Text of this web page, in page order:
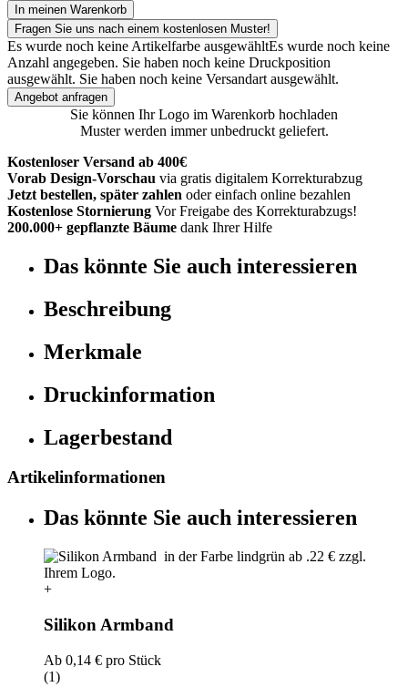
In meinen Warenkorb
Fragen Sie uns nach einem kostenlosen Muster!
Es wurde noch keine Artikelfarbe ausgewähltEs wurde noch keine
Anzahl angegeben. Sie haben noch keine Druckposition
ausgewählt. Sie haben noch keine Versandart ausgewählt.
Angebot anfragen
Sie können Ihr Logo im Warenkorb hochladen
Muster werden immer unbedruckt geliefert.
Kostenloser Versand ab 400€
Vorab Design-Vorschau via gratis digitalem Korrekturabzug
Jetzt bestellen, später zahlen oder einfach online bezahlen
Kostenlose Stornierung Vor Freigabe des Korrekturabzugs!
200.000+ gepflanzte Bäume dank Ihrer Hilfe
Das könnte Sie auch interessieren
Beschreibung
Merkmale
Druckinformation
Lagerbestand
Artikelinformationen
Das könnte Sie auch interessieren
+
Silikon Armband
Ab 0,14 € pro Stück
(1)